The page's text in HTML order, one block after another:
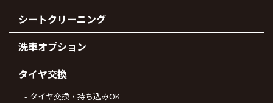
シートクリーニング
洗車オプション
タイヤ交換
タイヤ交換・持ち込みOK